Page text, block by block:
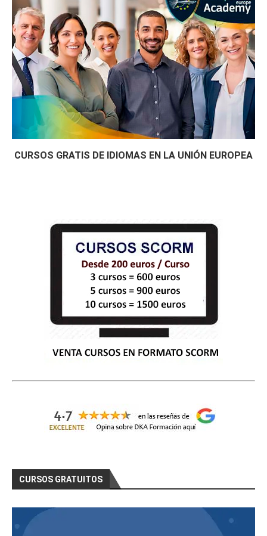
CURSOS GRATIS DE IDIOMAS EN LA UNIÓN EUROPEA
CURSOS GRATUITOS